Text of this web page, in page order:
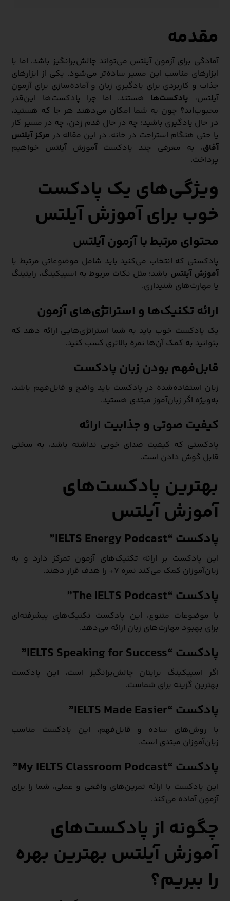
مقدمه
آمادگی برای آزمون آیلتس می‌تواند چالش‌برانگیز باشد، اما با
ابزارهای مناسب این مسیر ساده‌تر می‌شود. یکی از ابزارهای
جذاب و کاربردی برای یادگیری زبان و آماده‌سازی برای آزمون
آیلتس، پادکست‌ها هستند. اما چرا پادکست‌ها این‌قدر
محبوب‌اند؟ چون به شما امکان می‌دهند هر جا که هستید،
در حال یادگیری باشید؛ چه در حال قدم زدن، چه در مسیر کار
یا حتی هنگام استراحت در خانه. در این مقاله در مرکز آیلتس
آفاق، به معرفی چند پادکست آموزش آیلتس خواهیم
پرداخت.
ویژگی‌های یک پادکست
خوب برای آموزش آیلتس
محتوای مرتبط با آزمون آیلتس
پادکستی که انتخاب می‌کنید باید شامل موضوعاتی مرتبط با
آموزش آیلتس باشد؛ مثل نکات مربوط به اسپیکینگ، رایتینگ
یا مهارت‌های شنیداری.
ارائه تکنیک‌ها و استراتژی‌های آزمون
یک پادکست خوب باید به شما استراتژی‌هایی ارائه دهد که
بتوانید به کمک آن‌ها نمره بالاتری کسب کنید.
قابل‌فهم بودن زبان پادکست
زبان استفاده‌شده در پادکست باید واضح و قابل‌فهم باشد،
به‌ویژه اگر زبان‌آموز مبتدی هستید.
کیفیت صوتی و جذابیت ارائه
پادکستی که کیفیت صدای خوبی نداشته باشد، به سختی
قابل گوش دادن است.
بهترین پادکست‌های
آموزش آیلتس
پادکست “IELTS Energy Podcast”
این پادکست بر ارائه تکنیک‌های آزمون تمرکز دارد و به
زبان‌آموزان کمک می‌کند نمره ۷+ را هدف قرار دهند.
پادکست “The IELTS Podcast”
با موضوعات متنوع، این پادکست تکنیک‌های پیشرفته‌ای
برای بهبود مهارت‌های زبان ارائه می‌دهد.
پادکست “IELTS Speaking for Success”
اگر اسپیکینگ برایتان چالش‌برانگیز است، این پادکست
بهترین گزینه برای شماست.
پادکست “IELTS Made Easier”
با روش‌های ساده و قابل‌فهم، این پادکست مناسب
زبان‌آموزان مبتدی است.
پادکست “My IELTS Classroom Podcast”
این پادکست با ارائه تمرین‌های واقعی و عملی، شما را برای
آزمون آماده می‌کند.
چگونه از پادکست‌های
آموزش آیلتس بهترین بهره
را ببریم؟